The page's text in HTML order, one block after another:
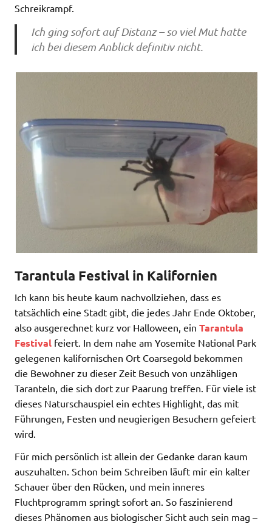
Schreikrampf.
Ich ging sofort auf Distanz – so viel Mut hatte
ich bei diesem Anblick definitiv nicht.
Tarantula Festival in Kalifornien
Ich kann bis heute kaum nachvollziehen, dass es
tatsächlich eine Stadt gibt, die jedes Jahr Ende Oktober,
also ausgerechnet kurz vor Halloween, ein Tarantula
Festival feiert. In dem nahe am Yosemite National Park
gelegenen kalifornischen Ort Coarsegold bekommen
die Bewohner zu dieser Zeit Besuch von unzähligen
Taranteln, die sich dort zur Paarung treffen. Für viele ist
dieses Naturschauspiel ein echtes Highlight, das mit
Führungen, Festen und neugierigen Besuchern gefeiert
wird.
Für mich persönlich ist allein der Gedanke daran kaum
auszuhalten. Schon beim Schreiben läuft mir ein kalter
Schauer über den Rücken, und mein inneres
Fluchtprogramm springt sofort an. So faszinierend
dieses Phänomen aus biologischer Sicht auch sein mag –